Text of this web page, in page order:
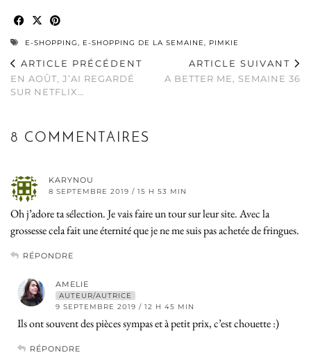
E-SHOPPING, E-SHOPPING DE LA SEMAINE, PIMKIE
ARTICLE PRÉCÉDENT
EN AOÛT, J’AI REGARDÉ
SUR NETFLIX…
ARTICLE SUIVANT
A BETTER ME, SEMAINE 36
8 COMMENTAIRES
KARYNOU
8 SEPTEMBRE 2019 / 15 H 53 MIN
Oh j’adore ta sélection. Je vais faire un tour sur leur site. Avec la
grossesse cela fait une éternité que je ne me suis pas achetée de fringues.
RÉPONDRE
AMELIE
AUTEUR/AUTRICE
9 SEPTEMBRE 2019 / 12 H 45 MIN
Ils ont souvent des pièces sympas et à petit prix, c’est chouette :)
RÉPONDRE